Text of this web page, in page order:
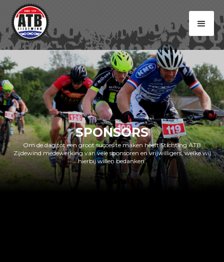
SPONSORS
Om de dag tot een groot succes te maken heeft Stichting ATB
Zijdewind medewerking van vele sponsoren en vrijwilligers, welke wij
hierbij willen bedanken.